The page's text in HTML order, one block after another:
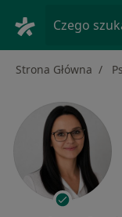
Czego
Strona Główna